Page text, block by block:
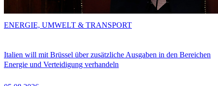
Italien will mit Brüssel über zusätzliche Ausgaben in den Bereichen
Energie und Verteidigung verhandeln
ENERGIE, UMWELT & TRANSPORT